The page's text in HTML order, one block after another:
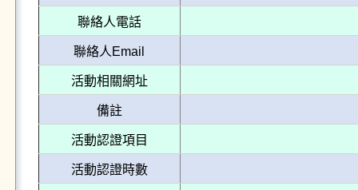
聯絡人電話
聯絡人Email
活動相關網址
備註
活動認證項目
活動認證時數